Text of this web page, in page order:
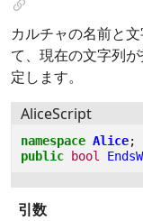
カルチャの名前と
て、現在の文字列
定します。
AliceScript
namespace Alice;
public bool
引数